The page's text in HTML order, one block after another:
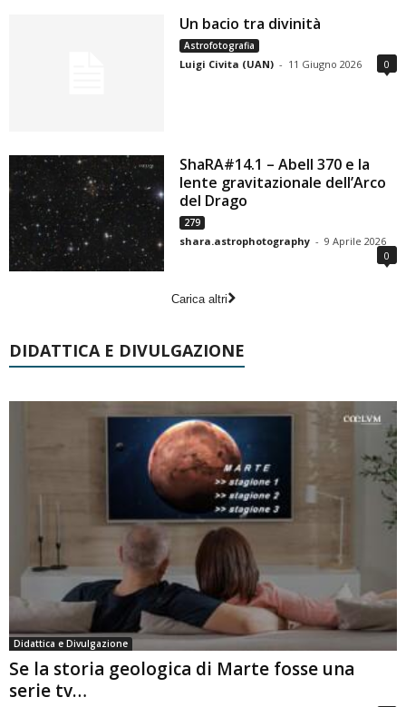
Un bacio tra divinità
Astrofotografia
Luigi Civita (UAN) - 11 Giugno 2026 0
ShaRA#14.1 – Abell 370 e la
lente gravitazionale dell’Arco
del Drago
279
shara.astrophotography - 9 Aprile 2026
0
Carica altri
DIDATTICA E DIVULGAZIONE
Didattica e Divulgazione
Se la storia geologica di Marte fosse una
serie tv…